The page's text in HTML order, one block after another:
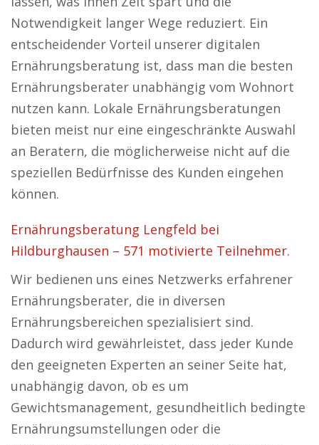
Notwendigkeit langer Wege reduziert. Ein
entscheidender Vorteil unserer digitalen
Ernährungsberatung ist, dass man die besten
Ernährungsberater unabhängig vom Wohnort
nutzen kann. Lokale Ernährungsberatungen
bieten meist nur eine eingeschränkte Auswahl
an Beratern, die möglicherweise nicht auf die
speziellen Bedürfnisse des Kunden eingehen
können.
Ernährungsberatung Lengfeld bei
Hildburghausen – 571 motivierte Teilnehmer.
Wir bedienen uns eines Netzwerks erfahrener
Ernährungsberater, die in diversen
Ernährungsbereichen spezialisiert sind.
Dadurch wird gewährleistet, dass jeder Kunde
den geeigneten Experten an seiner Seite hat,
unabhängig davon, ob es um
Gewichtsmanagement, gesundheitlich bedingte
Ernährungsumstellungen oder die